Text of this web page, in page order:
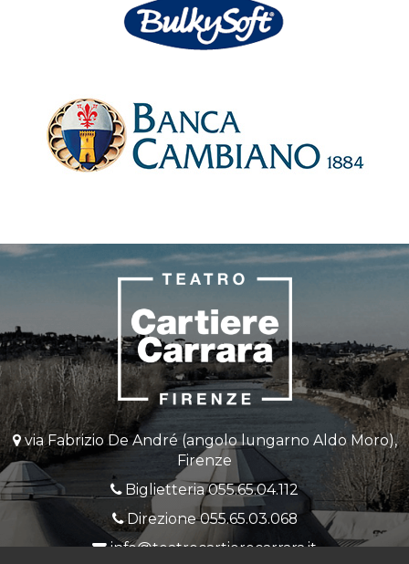
via Fabrizio De André (angolo lungarno Aldo Moro),
Firenze
Biglietteria055.65.04.112
Direzione055.65.03.068
info@teatrocartierecarrara.it